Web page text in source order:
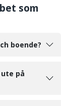
som
boende?
på